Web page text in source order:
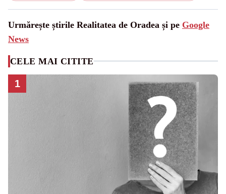
Urmărește știrile Realitatea de Oradea și pe Google
News
CELE MAI CITITE
1